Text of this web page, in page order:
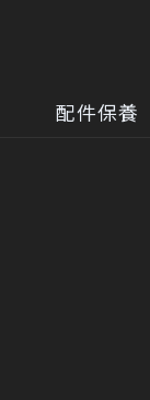
配件保養